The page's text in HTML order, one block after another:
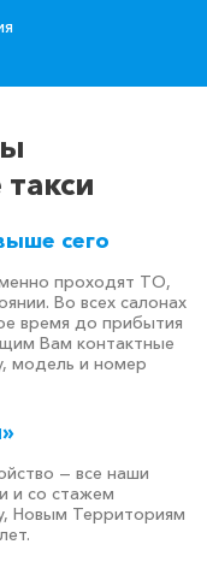
сего
проходят ТО,
Во всех салонах
время до прибытия
Вам контактные
модель и номер
— все наши
и со стажем
Новым Территориям